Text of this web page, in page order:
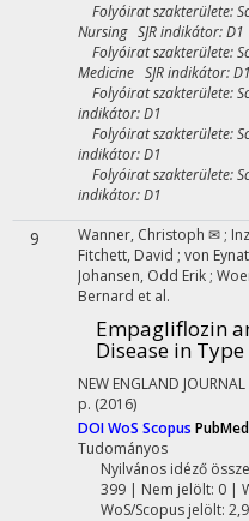
Folyóirat szakterülete:
Nursing SJR indikátor: D1
Folyóirat szakterülete:
Medicine SJR indikátor: D1
Folyóirat szakterülete:
indikátor: D1
Folyóirat szakterülete:
indikátor: D1
Folyóirat szakterülete:
indikátor: D1
9 Wanner, Christoph ✉ ;
Fitchett, David ; von
Johansen, Odd Erik ;
Bernard et al.
Empagliflozin
Disease in
NEW ENGLAND
p. (2016)
DOIWoS Scopus PubMed
Tudományos
Nyilvános idéző
399 | Nem jelölt: 0 |
WoS/Scopus jelölt: